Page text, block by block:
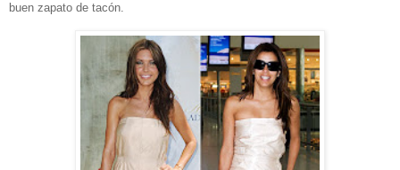
buen zapato de tacón.